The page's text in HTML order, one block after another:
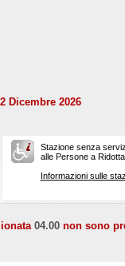
Dicembre 2026
Stazione senza
alle Persone a
Informazioni sulle
04.00 non sono